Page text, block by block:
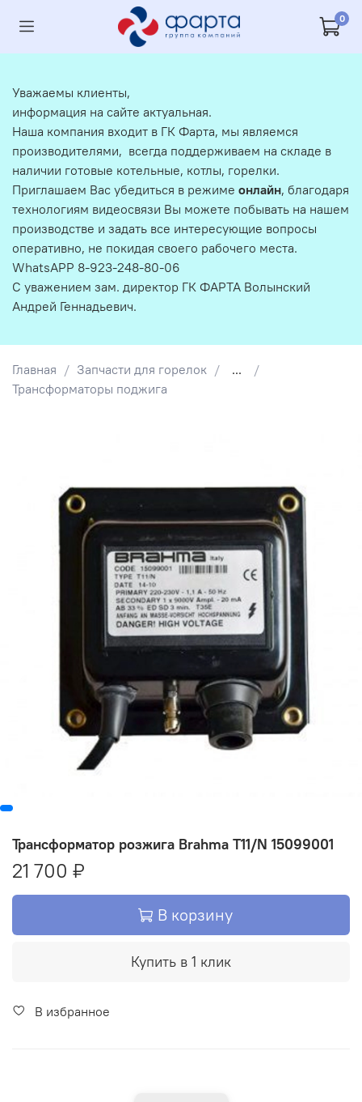
0
Главная Запчасти для горелок
...
Трансформаторы поджига
Трансформатор розжига Brahma T11/N 15099001
21 700 ₽
В корзину
Купить в 1 клик
В избранное
Уважаемы клиенты,
информация на сайте актуальная.
Наша компания входит в ГК Фарта, мы являемся
производителями, всегда поддерживаем на складе в
наличии готовые котельные, котлы, горелки.
Приглашаем Вас убедиться в режиме онлайн, благодаря
технологиям видеосвязи Вы можете побывать на нашем
производстве и задать все интересующие вопросы
оперативно, не покидая своего рабочего места.
WhatsAPP 8-923-248-80-06
С уважением зам. директор ГК ФАРТА Волынский
Андрей Геннадьевич.